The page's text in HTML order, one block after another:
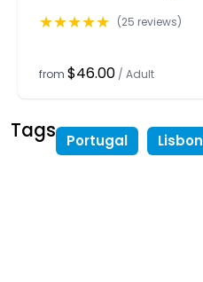
★★★★★ (25 reviews)
from $46.00 / Adult
Tags Portugal Lisbon